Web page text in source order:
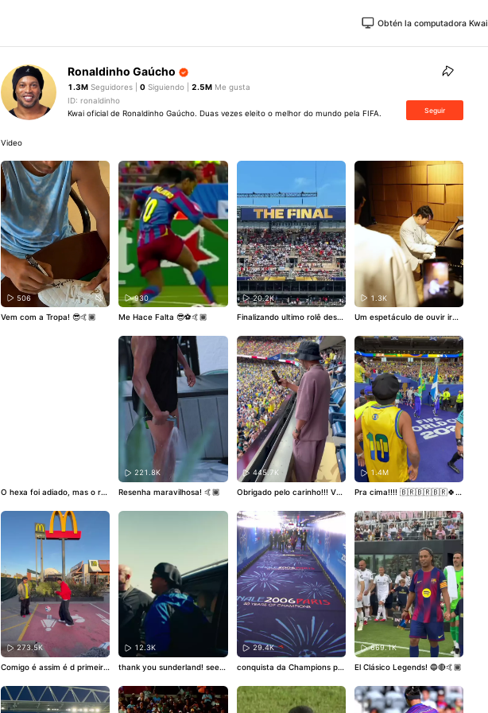
Obtén la computadora Kwai
Ronaldinho Gaúcho
1.3M Seguidores |0 Siguiendo |2.5M Me gusta
ID: ronaldinho
Kwai oficial de Ronaldinho Gaúcho. Duas vezes eleito o melhor do mundo pela FIFA.
Seguir
Video
506
Vem com a Tropa! 😎🤙🏾
930
Me Hace Falta 😎⚽️🤙🏾
20.2K
Finalizando ultimo rolê dessa
a 🤙🏾
1.3K
Um espetáculo de ouvir irm
O hexa foi adiado, mas o rol
leiro com orgulho e não desi
ste nunca… nossa hora vai
chegar🤙🏾
221.8K
Resenha maravilhosa! 🤙🏾
445.7K
Obrigado pelo carinho!!! Va
🤙🏾
1.4M
Pra cima!!!! 🇧🇷🇧🇷🇧🇷🍀
273.5K
Comigo é assim é d primeira
mt show esse dia d gravaçã
o abraço craque e muita sor
te no mundial 🤙🏾
12.3K
thank you sunderland! see y
29.4K
conquista da Champions pel
poca 🤙🏾
669.1K
El Clásico Legends! 🔵🔴🤙🏾